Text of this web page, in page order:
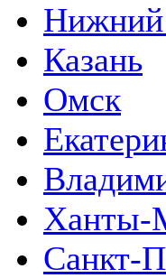
Нижний
Казань
Омск
Ханты-
Санкт-